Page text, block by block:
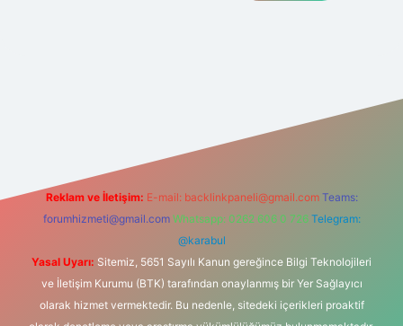
Reklam ve İletişim: E-mail: backlinkpaneli@gmail.com Teams:
forumhizmeti@gmail.com Whatsapp: 0262 606 0 726 Telegram:
@karabul
Yasal Uyarı: Sitemiz, 5651 Sayılı Kanun gereğince Bilgi Teknolojileri
ve İletişim Kurumu (BTK) tarafından onaylanmış bir Yer Sağlayıcı
olarak hizmet vermektedir. Bu nedenle, sitedeki içerikleri proaktif